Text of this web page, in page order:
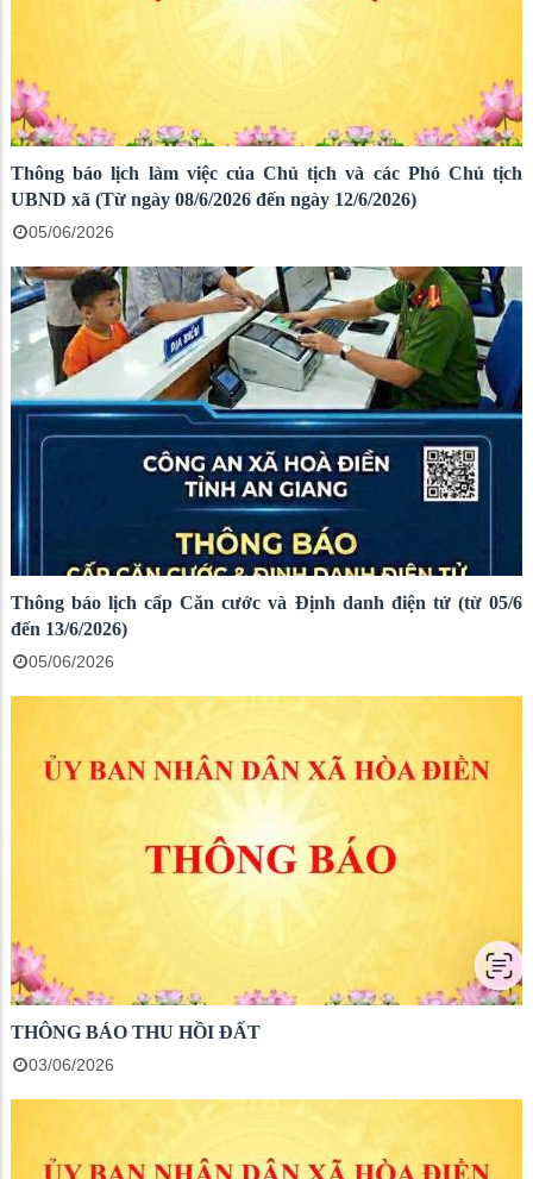
Thông báo lịch làm việc của Chủ tịch và các Phó Chủ tịch
UBND xã (Từ ngày 08/6/2026 đến ngày 12/6/2026)
05/06/2026
Thông báo lịch cấp Căn cước và Định danh điện tử (từ 05/6
đến 13/6/2026)
05/06/2026
THÔNG BÁO THU HỒI ĐẤT
03/06/2026